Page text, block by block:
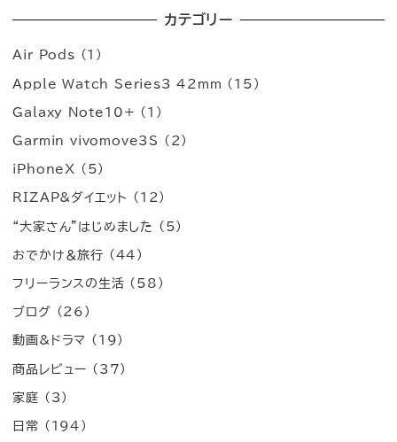
カテゴリー
Air Pods (1)
Apple Watch Series3 42mm (15)
Galaxy Note10+ (1)
Garmin vivomove3S (2)
iPhoneX (5)
RIZAP&ダイエット (12)
“大家さん”はじめました (5)
おでかけ＆旅行 (44)
フリーランスの生活 (58)
ブログ (26)
動画&ドラマ (19)
商品レビュー (37)
家庭 (3)
日常 (194)